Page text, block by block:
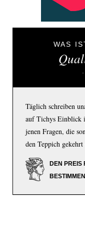
WAS
Täglich schreiben
auf Tichys Einblick
jenen Fragen, die
den Teppich gekehrt
DEN PREIS